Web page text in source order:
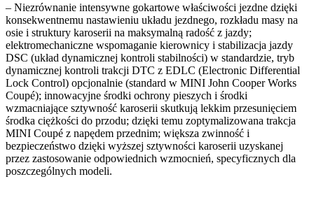
– Niezrównanie intensywne gokartowe właściwości jezdne dzięki
konsekwentnemu nastawieniu układu jezdnego, rozkładu masy na
osie i struktury karoserii na maksymalną radość z jazdy;
elektromechaniczne wspomaganie kierownicy i stabilizacja jazdy
DSC (układ dynamicznej kontroli stabilności) w standardzie, tryb
dynamicznej kontroli trakcji DTC z EDLC (Electronic Differential
Lock Control) opcjonalnie (standard w MINI John Cooper Works
Coupé); innowacyjne środki ochrony pieszych i środki
wzmacniające sztywność karoserii skutkują lekkim przesunięciem
środka ciężkości do przodu; dzięki temu zoptymalizowana trakcja
MINI Coupé z napędem przednim; większa zwinność i
bezpieczeństwo dzięki wyższej sztywności karoserii uzyskanej
przez zastosowanie odpowiednich wzmocnień, specyficznych dla
poszczególnych modeli.